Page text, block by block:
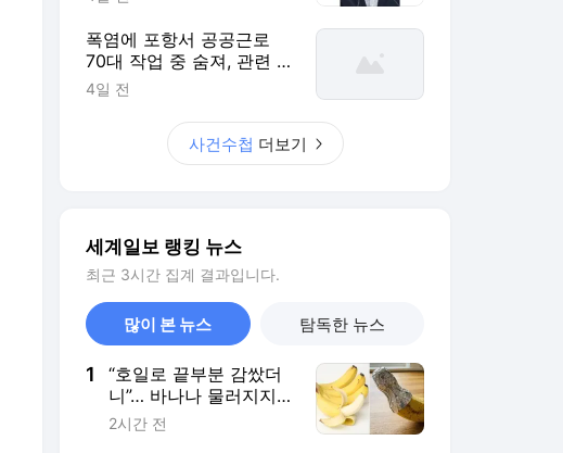
폭염에 포항서 공공근로
70대 작업 중 숨져, 관련 사
업 전면 중단 [사건수첩]
4일 전
사건수첩 더보기
세계일보 랭킹 뉴스
최근 3시간 집계 결과입니다.
많이 본 뉴스 탐독한 뉴스
1
“호일로 끝부분 감쌌더
니”… 바나나 물러지지
않고 2주 버티는 신기한
2시간 전